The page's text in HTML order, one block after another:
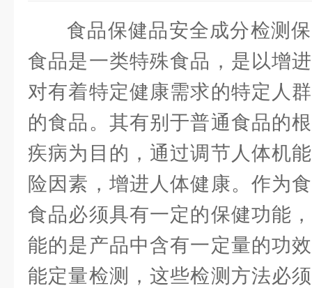
食品保健品安全成分检测
食品是一类特殊食品，是以增
对有着特定健康需求的特定人
的食品。其有别于普通食品的
疾病为目的，通过调节人体机
险因素，增进人体健康。作为
食品必须具有一定的保健功能
能的是产品中含有一定量的功
能定量检测，这些检测方法必